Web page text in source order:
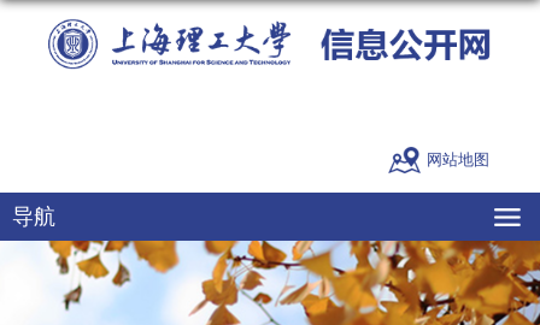
网站地图
导航